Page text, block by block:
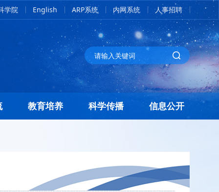
学院 English ARP系统 内网系统 人事招聘
教育培养 科学传播 信息公开